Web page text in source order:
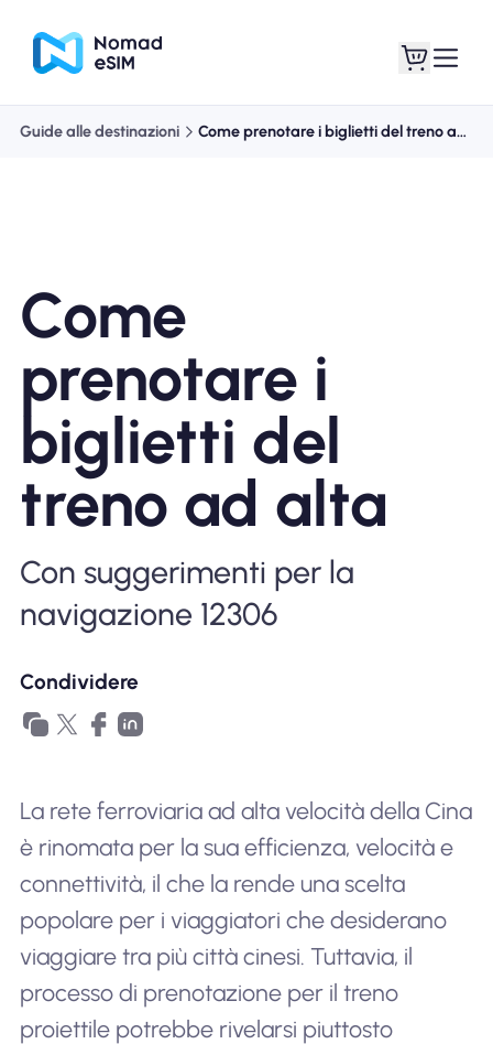
Informazioni sull'eSIM
Perché l'eSIM Nomad
Utilizzando una eSIM
Guide alle destinazioni Come prenotare i biglietti del treno ad alta
Come
prenotare i
biglietti del
treno ad alta
Con suggerimenti per la
navigazione 12306
Condividere
La rete ferroviaria ad alta velocità della Cina
è rinomata per la sua efficienza, velocità e
connettività, il che la rende una scelta
popolare per i viaggiatori che desiderano
viaggiare tra più città cinesi. Tuttavia, il
processo di prenotazione per il treno
proiettile potrebbe rivelarsi piuttosto